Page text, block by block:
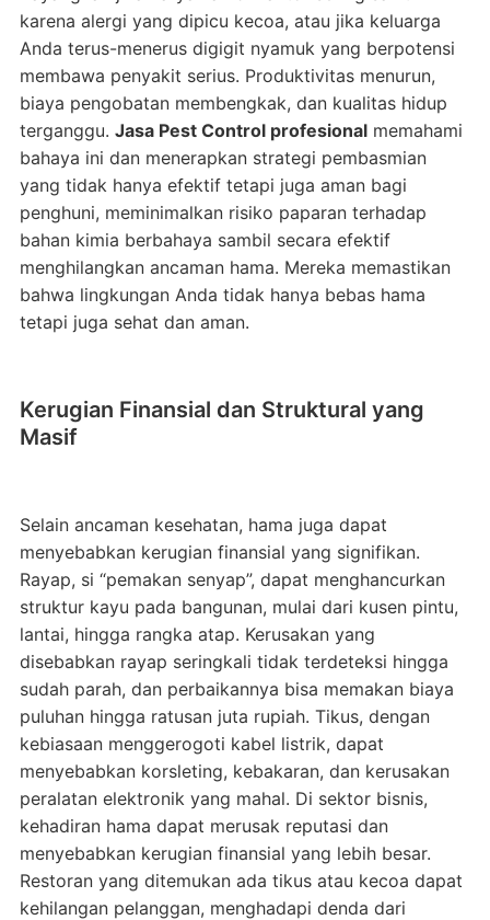
karena alergi yang dipicu kecoa, atau jika keluarga
Anda terus-menerus digigit nyamuk yang berpotensi
membawa penyakit serius. Produktivitas menurun,
biaya pengobatan membengkak, dan kualitas hidup
terganggu. Jasa Pest Control profesionalmemahami
bahaya ini dan menerapkan strategi pembasmian
yang tidak hanya efektif tetapi juga aman bagi
penghuni, meminimalkan risiko paparan terhadap
bahan kimia berbahaya sambil secara efektif
menghilangkan ancaman hama. Mereka memastikan
bahwa lingkungan Anda tidak hanya bebas hama
tetapi juga sehat dan aman.
Kerugian Finansial dan Struktural yang
Masif
Selain ancaman kesehatan, hama juga dapat
menyebabkan kerugian finansial yang signifikan.
Rayap, si “pemakan senyap”, dapat menghancurkan
struktur kayu pada bangunan, mulai dari kusen pintu,
lantai, hingga rangka atap. Kerusakan yang
disebabkan rayap seringkali tidak terdeteksi hingga
sudah parah, dan perbaikannya bisa memakan biaya
puluhan hingga ratusan juta rupiah. Tikus, dengan
kebiasaan menggerogoti kabel listrik, dapat
menyebabkan korsleting, kebakaran, dan kerusakan
peralatan elektronik yang mahal. Di sektor bisnis,
kehadiran hama dapat merusak reputasi dan
menyebabkan kerugian finansial yang lebih besar.
Restoran yang ditemukan ada tikus atau kecoa dapat
kehilangan pelanggan, menghadapi denda dari